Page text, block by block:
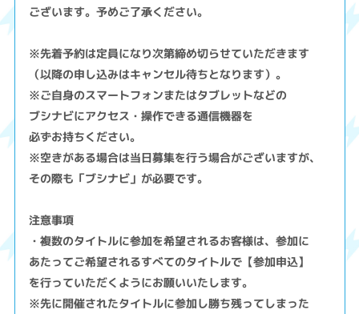
ございます。予めご了承ください。
※先着予約は定員になり次第締め切らせていただきます
（以降の申し込みはキャンセル待ちとなります）。
※ご自身のスマートフォンまたはタブレットなどの
ブシナビにアクセス・操作できる通信機器を
必ずお持ちください。
※空きがある場合は当日募集を行う場合がございますが、
その際も「ブシナビ」が必要です。
注意事項
・複数のタイトルに参加を希望されるお客様は、参加に
あたってご希望されるすべてのタイトルで【参加申込】
を行っていただくようにお願いいたします。
※先に開催されたタイトルに参加し勝ち残ってしまった